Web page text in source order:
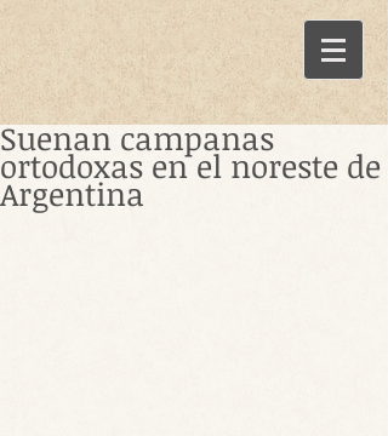
Suenan campanas
ortodoxas en el noreste de
Argentina